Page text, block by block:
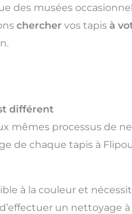
des musées
chercher vos tapis à
différent
mêmes processus de
de chaque tapis à
à la couleur et
un nettoyage